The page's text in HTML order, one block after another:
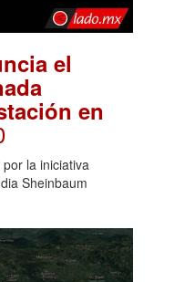
el
en
la iniciativa
Sheinbaum